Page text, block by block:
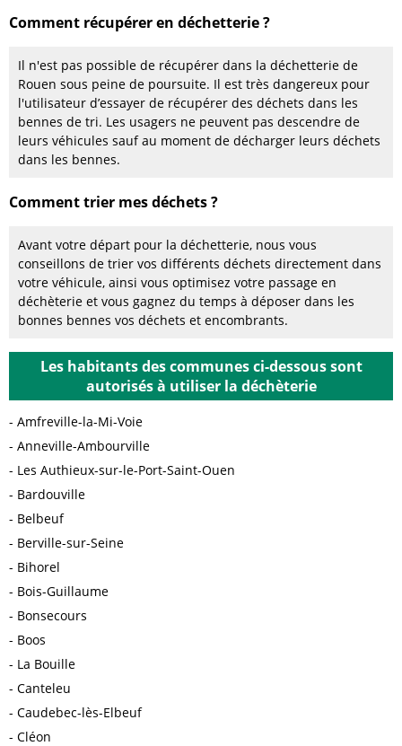
Comment récupérer en déchetterie ?
Il n'est pas possible de récupérer dans la déchetterie de
Rouen sous peine de poursuite. Il est très dangereux pour
l'utilisateur d’essayer de récupérer des déchets dans les
bennes de tri. Les usagers ne peuvent pas descendre de
leurs véhicules sauf au moment de décharger leurs déchets
dans les bennes.
Comment trier mes déchets ?
Avant votre départ pour la déchetterie, nous vous
conseillons de trier vos différents déchets directement dans
votre véhicule, ainsi vous optimisez votre passage en
déchèterie et vous gagnez du temps à déposer dans les
bonnes bennes vos déchets et encombrants.
Les habitants des communes ci-dessous sont
autorisés à utiliser la déchèterie
Amfreville-la-Mi-Voie
Anneville-Ambourville
Les Authieux-sur-le-Port-Saint-Ouen
Bardouville
Belbeuf
Berville-sur-Seine
Bihorel
Bois-Guillaume
Bonsecours
Boos
La Bouille
Canteleu
Caudebec-lès-Elbeuf
Cléon